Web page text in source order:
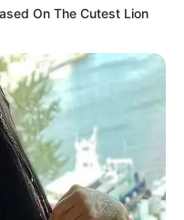
δολοφονία
On The Cutest Lion